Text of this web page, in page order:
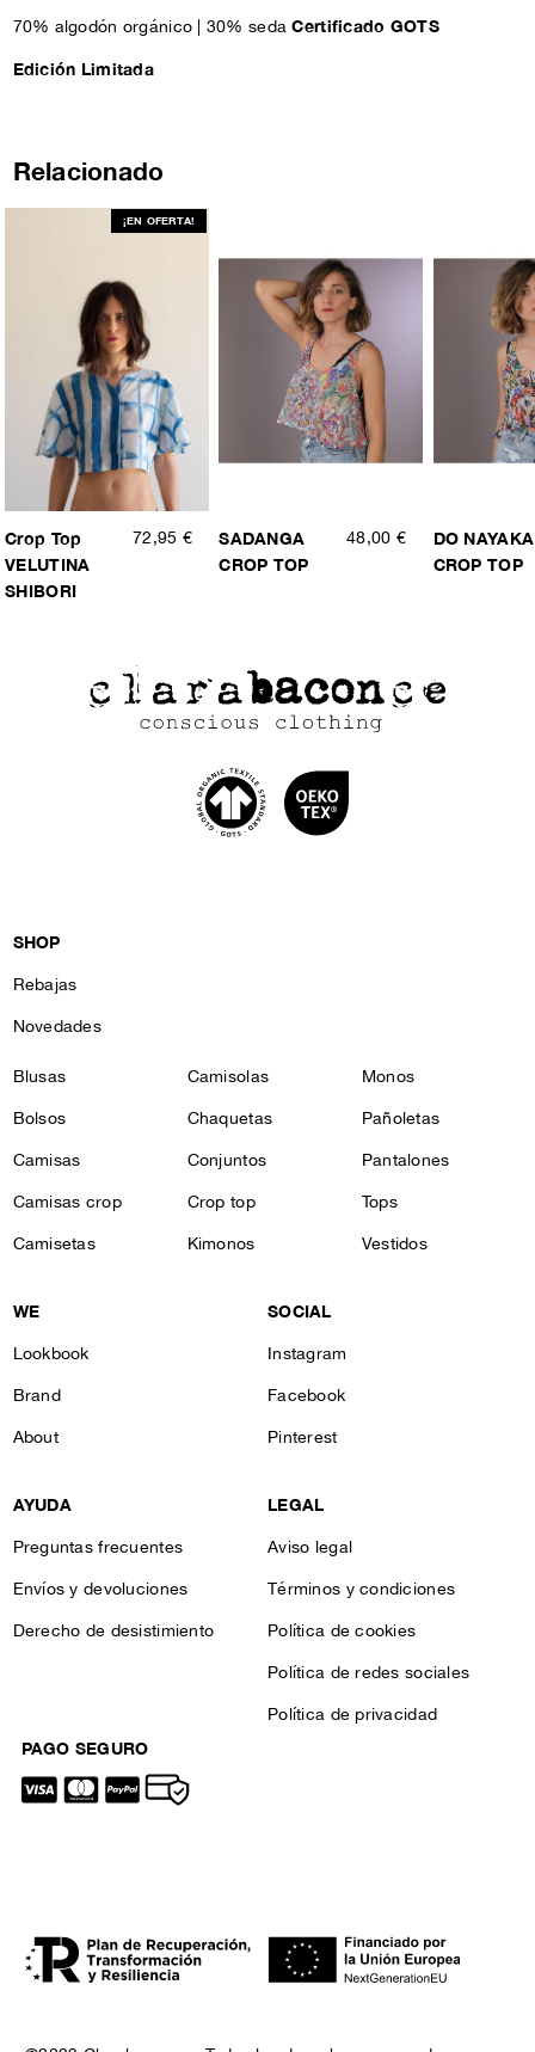
70% algodón orgánico | 30% sedaCertificado GOTS
Edición Limitada
Relacionado
¡EN OFERTA!
Crop Top
VELUTINA
SHIBORI
72,95 €
SADANGA
CROP TOP
48,00 €
DO NAYAKA
CROP TOP
SHOP
Rebajas
Novedades
Blusas
Bolsos
Camisas
Camisas crop
Camisetas
Camisolas
Chaquetas
Conjuntos
Crop top
Kimonos
Monos
Pañoletas
Pantalones
Tops
Vestidos
WE
Lookbook
Brand
About
SOCIAL
Instagram
Facebook
Pinterest
AYUDA
Preguntas frecuentes
Envíos y devoluciones
Derecho de desistimiento
LEGAL
Aviso legal
Términos y condiciones
Política de cookies
Política de redes sociales
Política de privacidad
PAGO SEGURO